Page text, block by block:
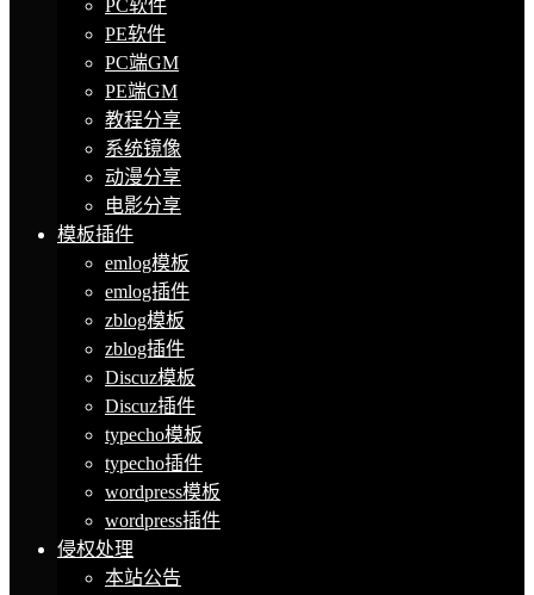
PC软件
PE软件
PC端GM
PE端GM
教程分享
系统镜像
动漫分享
电影分享
模板插件
emlog模板
emlog插件
zblog模板
zblog插件
Discuz模板
Discuz插件
typecho模板
typecho插件
wordpress模板
wordpress插件
侵权处理
本站公告